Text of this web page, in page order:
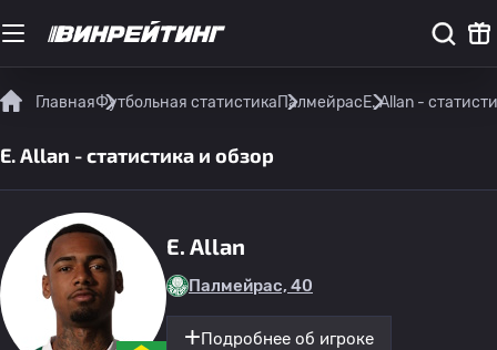
ГлавнаяФутбольная статистикаПалмейрасE. Allan -
E. Allan - статистика и обзор
E. Allan
Палмейрас, 40
Подробнее об игроке